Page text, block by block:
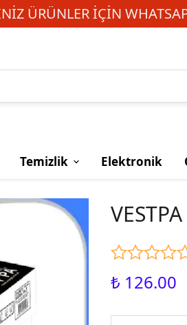
ÜRÜNLER IÇIN
Temizlik Elektronik
₺ 126.00